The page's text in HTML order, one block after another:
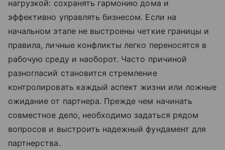
нагрузкой: сохранять гармонию дома и
эффективно управлять бизнесом. Если на
начальном этапе не выстроены четкие границы и
правила, личные конфликты легко переносятся в
рабочую среду и наоборот. Часто причиной
разногласий становится стремление
контролировать каждый аспект жизни или ложные
ожидание от партнера. Прежде чем начинать
совместное дело, необходимо задаться рядом
вопросов и выстроить надежный фундамент для
партнерства.